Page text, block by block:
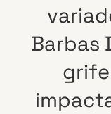
Barbas
grife